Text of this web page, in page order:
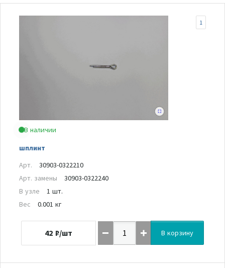
В наличии
шплинт
1
Арт.
30903-0322210
Арт. замены
30903-0322240
В узле
1 шт.
Вес
0.001 кг
42 ₽/шт В корзину